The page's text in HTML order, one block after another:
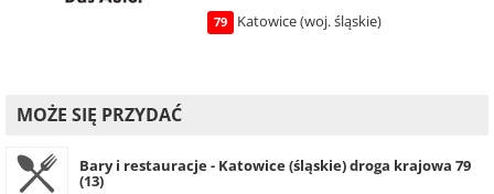
79 Katowice (woj. śląskie)
MOŻE SIĘ PRZYDAĆ
Bary i restauracje - Katowice (śląskie) droga krajowa 79
(13)